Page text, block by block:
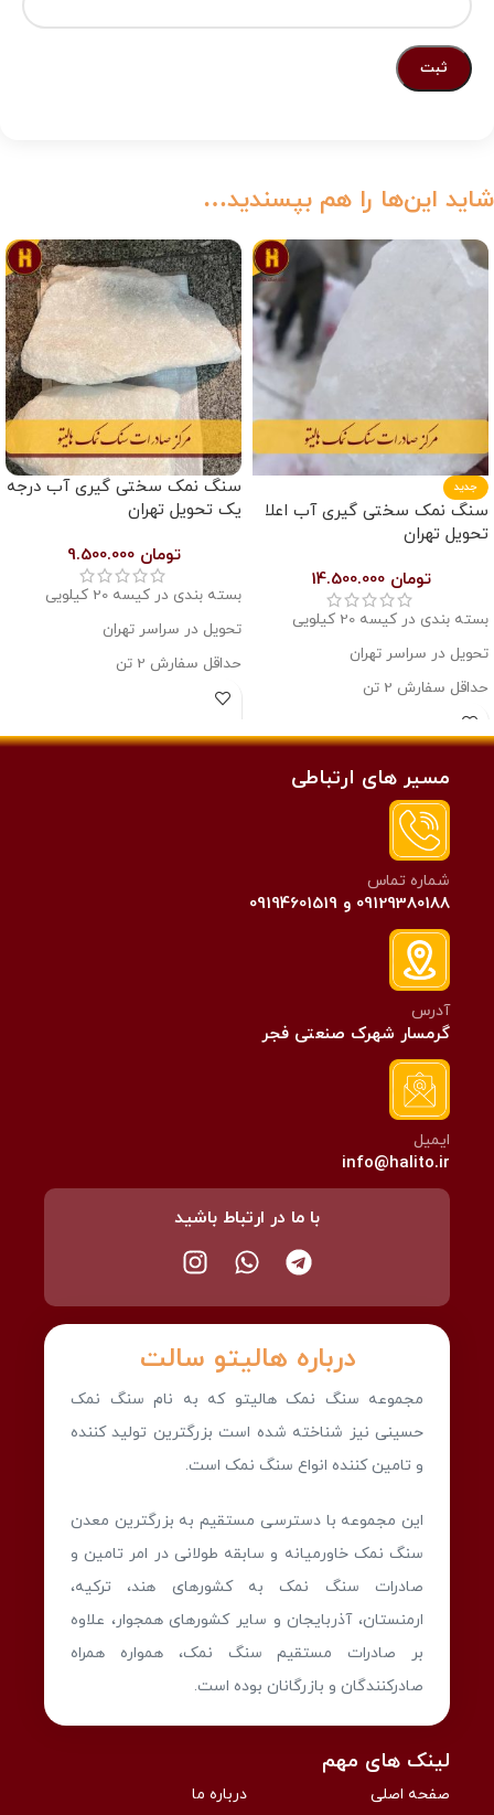
شاید این‌ها را هم بپسندید…
جدید
سنگ نمک سختی گیری آب اعلا
تحویل تهران
تومان 14.500.000
بسته بندی در کیسه 20 کیلویی
تحویل در سراسر تهران
حداقل سفارش 2 تن
حدود درصد خلوص 99.5
سنگ نمک سختی گیری آب درجه
یک تحویل تهران
تومان 9.500.000
بسته بندی در کیسه 20 کیلویی
تحویل در سراسر تهران
حداقل سفارش 2 تن
حدود درصد خلوص 95
لینک های مهم
صفحه اصلی درباره ما
درباره هالیتو سالت
مجموعه سنگ نمک هالیتو که به نام سنگ نمک
حسینی نیز شناخته شده است بزرگترین تولید کننده
و تامین کننده انواع سنگ نمک است.
این مجموعه با دسترسی مستقیم به بزرگترین معدن
سنگ نمک خاورمیانه و سابقه طولانی در امر تامین و
صادرات سنگ نمک به کشورهای هند، ترکیه،
ارمنستان، آذربایجان و سایر کشورهای همجوار، علاوه
بر صادرات مستقیم سنگ نمک، همواره همراه
صادرکنندگان و بازرگانان بوده است.
مسیر های ارتباطی
شماره تماس
09129380188 و 09194601519
آدرس
گرمسار شهرک صنعتی فجر
ایمیل
info@halito.ir
با ما در ارتباط باشید